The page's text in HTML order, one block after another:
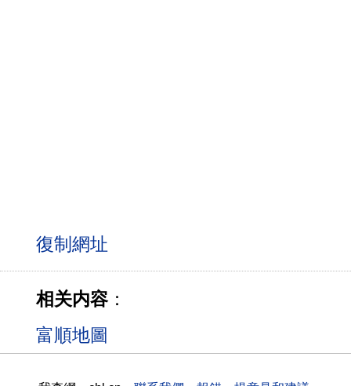
相关内容：
富順地圖